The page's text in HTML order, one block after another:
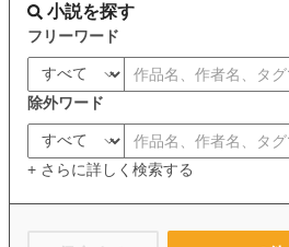
小説を探す
フリーワード
除外ワード
+ さらに詳しく検索する